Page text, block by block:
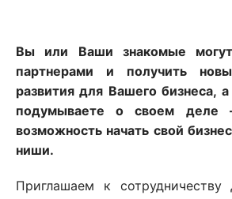
Вы или Ваши знакомые
партнерами и получить
развития для Вашего бизнеса,
подумываете о своем деле
возможность начать свой
ниши.
Приглашаем к